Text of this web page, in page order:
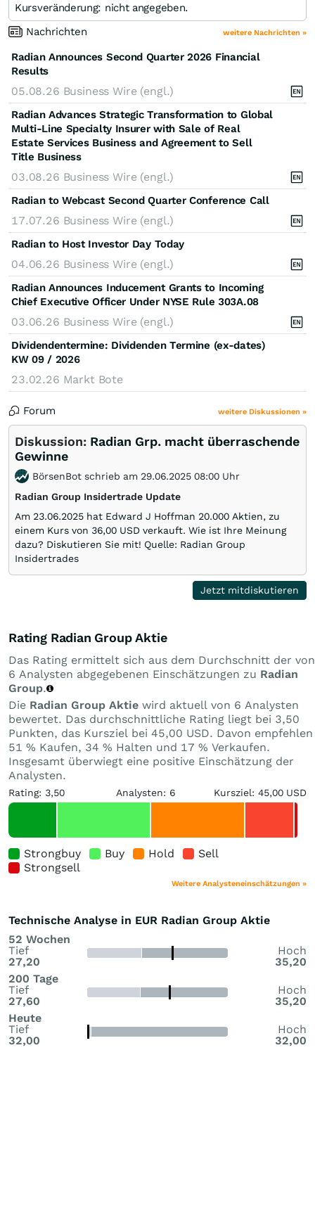
Kursveränderung: nicht angegeben.
Nachrichten
weitere Nachrichten »
Radian Announces Second Quarter 2026 Financial
Results
05.08.26 Business Wire (engl.)
Radian Advances Strategic Transformation to Global
Multi-Line Specialty Insurer with Sale of Real
Estate Services Business and Agreement to Sell
Title Business
03.08.26 Business Wire (engl.)
Radian to Webcast Second Quarter Conference Call
17.07.26 Business Wire (engl.)
Radian to Host Investor Day Today
04.06.26 Business Wire (engl.)
Radian Announces Inducement Grants to Incoming
Chief Executive Officer Under NYSE Rule 303A.08
03.06.26 Business Wire (engl.)
Dividendentermine: Dividenden Termine (ex-dates)
KW 09 / 2026
23.02.26 Markt Bote
Forum weitere Diskussionen »
Diskussion: Radian Grp. macht überraschende
Gewinne
BörsenBot schrieb am 29.06.2025 08:00 Uhr
Radian Group Insidertrade Update
Am 23.06.2025 hat Edward J Hoffman 20.000 Aktien, zu
einem Kurs von 36,00 USD verkauft. Wie ist Ihre Meinung
dazu? Diskutieren Sie mit! Quelle: Radian Group
Insidertrades
Jetzt mitdiskutieren
Rating Radian Group Aktie
Das Rating ermittelt sich aus dem Durchschnitt der von
6 Analysten abgegebenen Einschätzungen zu Radian
Group.
Die Radian Group Aktie wird aktuell von 6 Analysten
bewertet. Das durchschnittliche Rating liegt bei 3,50
Punkten, das Kursziel bei 45,00 USD. Davon empfehlen
51 % Kaufen, 34 % Halten und 17 % Verkaufen.
Insgesamt überwiegt eine positive Einschätzung der
Analysten.
Rating: 3,50 Analysten: 6 Kursziel: 45,00 USD
Strongbuy Buy Hold
Sell
Strongsell
Weitere Analysteneinschätzungen »
Technische Analyse in EUR Radian Group Aktie
52 Wochen
Tief
27,20
Hoch
35,20
200 Tage
Tief
27,60
Hoch
35,20
Heute
Tief
32,00
Hoch
32,00